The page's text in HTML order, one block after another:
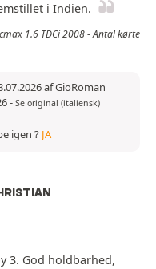
i Indien.
1.6 TDCi 2008 - Antal kørte
af GioRoman
- Se original (italiensk)
igen ? JA
3. God holdbarhed,